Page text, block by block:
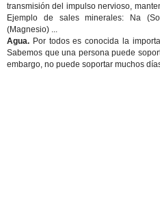
transmisión del impulso nervioso,
Ejemplo de sales minerales: Na
(Magnesio) ...
Agua. Por todos es conocida la
Sabemos que una persona puede
embargo, no puede soportar muchos